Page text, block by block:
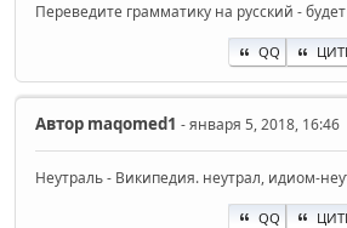
Переведите грамматику на русский -
QQ
Автор maqomed1 - января 5, 2018, 16:46
Неутраль - Википедия. неутрал, идиом-
QQ